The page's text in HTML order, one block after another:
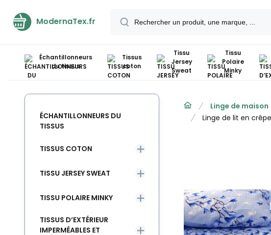
ModernaTex.fr
Échantillonneurs
du tissus
Tissus
coton
Tissu
Jersey
Sweat
Tissu
Polaire
Minky
Linge de maison
Linge de lit en
ÉCHANTILLONNEURS DU
TISSUS
TISSUS COTON
TISSU JERSEY SWEAT
TISSU POLAIRE MINKY
TISSUS D’EXTÉRIEUR
IMPERMÉABLES ET